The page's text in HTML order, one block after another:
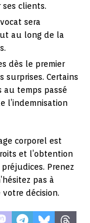
clients.
sera
au long de la
dès le premier
surprises. Certains
au temps passé
l’indemnisation
corporel est
et l’obtention
Prenez
pas à
décision.